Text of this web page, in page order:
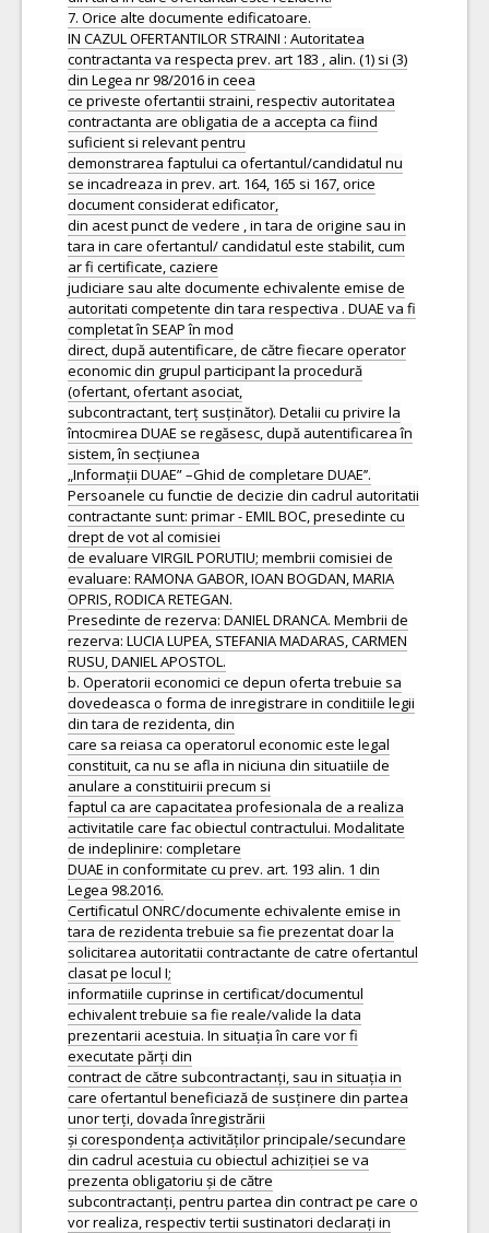
7. Orice alte documente edificatoare.
IN CAZUL OFERTANTILOR STRAINI : Autoritatea
contractanta va respecta prev. art 183 , alin. (1) si (3)
din Legea nr 98/2016 in ceea
ce priveste ofertantii straini, respectiv autoritatea
contractanta are obligatia de a accepta ca fiind
suficient si relevant pentru
demonstrarea faptului ca ofertantul/candidatul nu
se incadreaza in prev. art. 164, 165 si 167, orice
document considerat edificator,
din acest punct de vedere , in tara de origine sau in
tara in care ofertantul/ candidatul este stabilit, cum
ar fi certificate, caziere
judiciare sau alte documente echivalente emise de
autoritati competente din tara respectiva . DUAE va fi
completat în SEAP în mod
direct, după autentificare, de către fiecare operator
economic din grupul participant la procedură
(ofertant, ofertant asociat,
subcontractant, terț susținător). Detalii cu privire la
întocmirea DUAE se regăsesc, după autentificarea în
sistem, în secțiunea
„Informații DUAE” –Ghid de completare DUAE’’.
Persoanele cu functie de decizie din cadrul autoritatii
contractante sunt: primar - EMIL BOC, presedinte cu
drept de vot al comisiei
de evaluare VIRGIL PORUTIU; membrii comisiei de
evaluare: RAMONA GABOR, IOAN BOGDAN, MARIA
OPRIS, RODICA RETEGAN.
Presedinte de rezerva: DANIEL DRANCA. Membrii de
rezerva: LUCIA LUPEA, STEFANIA MADARAS, CARMEN
RUSU, DANIEL APOSTOL.
b. Operatorii economici ce depun oferta trebuie sa
dovedeasca o forma de inregistrare in conditiile legii
din tara de rezidenta, din
care sa reiasa ca operatorul economic este legal
constituit, ca nu se afla in niciuna din situatiile de
anulare a constituirii precum si
faptul ca are capacitatea profesionala de a realiza
activitatile care fac obiectul contractului. Modalitate
de indeplinire: completare
DUAE in conformitate cu prev. art. 193 alin. 1 din
Legea 98.2016.
Certificatul ONRC/documente echivalente emise in
tara de rezidenta trebuie sa fie prezentat doar la
solicitarea autoritatii contractante de catre ofertantul
clasat pe locul I;
informatiile cuprinse in certificat/documentul
echivalent trebuie sa fie reale/valide la data
prezentarii acestuia. In situația în care vor fi
executate părți din
contract de către subcontractanți, sau in situația in
care ofertantul beneficiază de susținere din partea
unor terți, dovada înregistrării
și corespondența activităților principale/secundare
din cadrul acestuia cu obiectul achiziției se va
prezenta obligatoriu și de către
subcontractanți, pentru partea din contract pe care o
vor realiza, respectiv tertii sustinatori declarați in